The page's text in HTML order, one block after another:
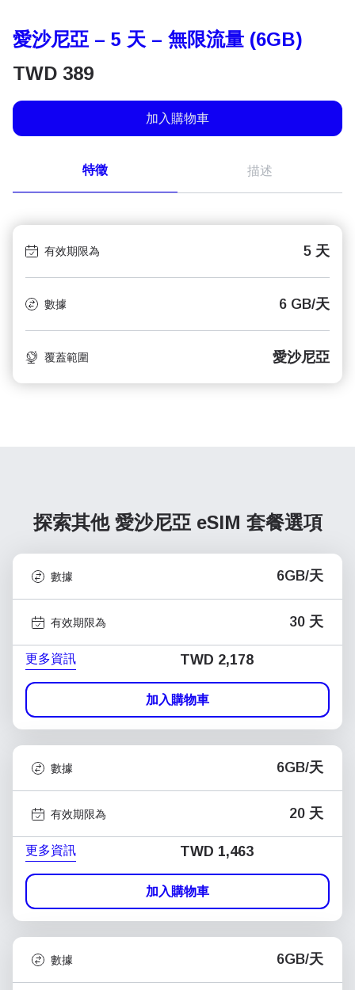
愛沙尼亞 – 5 天 – 無限流量 (6GB)
TWD 389
加入購物車
特徵 描述
有效期限為 5 天
數據 6 GB/天
覆蓋範圍 愛沙尼亞
探索其他 愛沙尼亞 eSIM 套餐選項
數據 6GB/天
有效期限為 30 天
更多資訊 TWD 2,178
加入購物車
數據 6GB/天
有效期限為 20 天
更多資訊 TWD 1,463
加入購物車
數據 6GB/天